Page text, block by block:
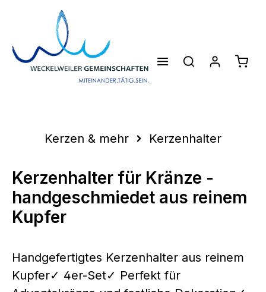
Zum Hauptinhalt springen
Kerzen & mehr Kerzenhalter
Kerzenhalter für Kränze -
handgeschmiedet aus reinem
Kupfer
Handgefertigtes Kerzenhalter aus reinem
Kupfer✓ 4er-Set✓ Perfekt für